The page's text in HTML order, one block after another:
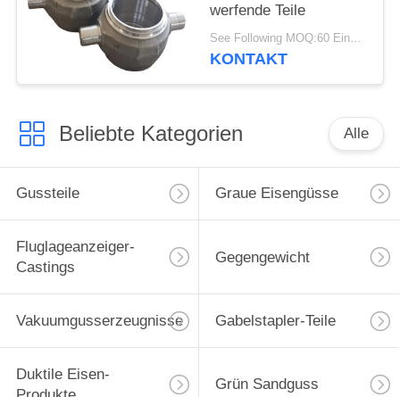
werfende Teile
See Following MOQ:60 Einheiten
KONTAKT
Beliebte Kategorien Alle
Gussteile Graue Eisengüsse
Fluglageanzeiger-
Castings
Gegengewicht
Vakuumgusserzeugnisse Gabelstapler-Teile
Duktile Eisen-
Grün Sandguss